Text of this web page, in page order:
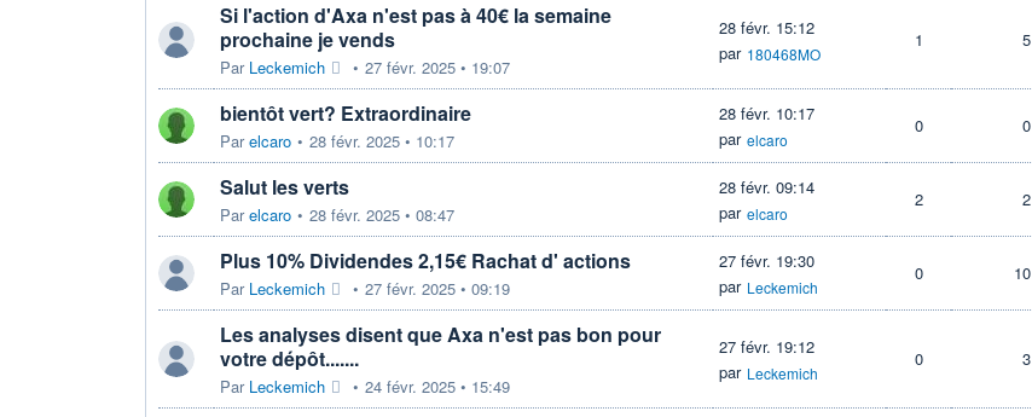
Si l'action d'Axa n'est pas à 40€ la semaine
prochaine je vends
Par Leckemich • 27 févr. 2025 • 19:07
28 févr. 15:12
par 180468MO
1 5
bientôt vert? Extraordinaire
Parelcaro • 28 févr. 2025 • 10:17
28 févr. 10:17
par elcaro
0 0
Salut les verts
Parelcaro • 28 févr. 2025 • 08:47
28 févr. 09:14
par elcaro
2 2
Plus 10% Dividendes 2,15€ Rachat d' actions
Par Leckemich • 27 févr. 2025 • 09:19
27 févr. 19:30
par Leckemich
0 10
Les analyses disent que Axa n'est pas bon pour
votre dépôt.......
Par Leckemich • 24 févr. 2025 • 15:49
27 févr. 19:12
par Leckemich
0 3